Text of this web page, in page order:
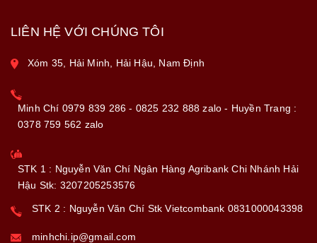
LIÊN HỆ VỚI CHÚNG TÔI
Xóm 35, Hải Minh, Hải Hậu, Nam Định
Minh Chí 0979 839 286 - 0825 232 888 zalo - Huyền Trang :
0378 759 562 zalo
STK 1 : Nguyễn Văn Chí Ngân Hàng Agribank Chi Nhánh Hải
Hậu Stk: 3207205253576
STK 2 : Nguyễn Văn Chí Stk Vietcombank 0831000043398
minhchi.ip@gmail.com